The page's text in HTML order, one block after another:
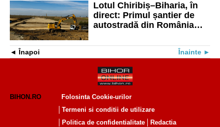
Lotul Chiribiș–Biharia, în
direct: Primul șantier de
autostradă din România
Înapoi Înainte
BIHON.RO
Folosinta Cookie-urilor
Termeni si conditii de utilizare
Politica de confidentialitate
Redactia